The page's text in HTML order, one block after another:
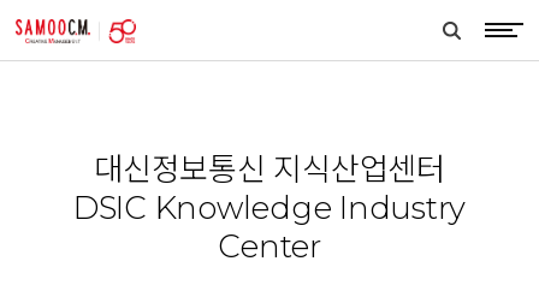
samoocm
search
대신정보통신 지식산업센터
DSIC Knowledge Industry
Center